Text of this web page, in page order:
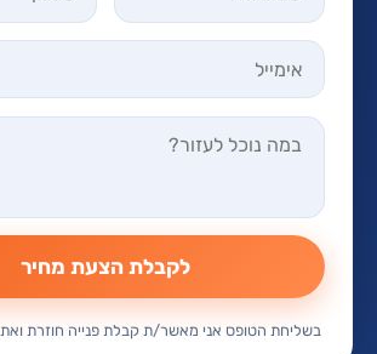
לקבלת הצעת מחיר
בשליחת הטופס אני מאשר/ת קבלת פנייה חוזרת ואת